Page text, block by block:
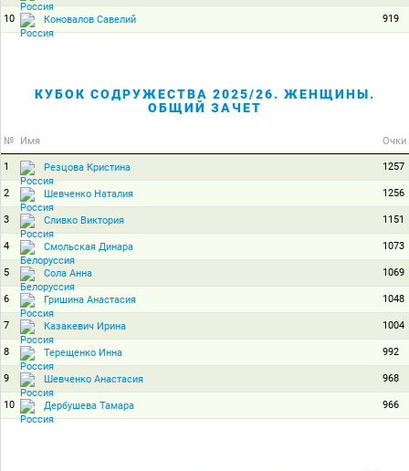
10 Коновалов Савелий 919
КУБОК СОДРУЖЕСТВА 2025/26. ЖЕНЩИНЫ.
ОБЩИЙ ЗАЧЕТ
№ Имя Очки
1 Резцова Кристина 1257
2 Шевченко Наталия 1256
3 Сливко Виктория 1151
4 Смольская Динара 1073
5 Сола Анна 1069
6 Гришина Анастасия 1048
7 Казакевич Ирина 1004
8 Терещенко Инна 992
9 Шевченко Анастасия 968
10 Дербушева Тамара 966